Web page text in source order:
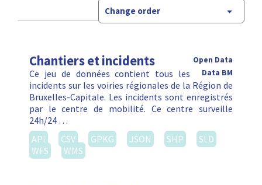
Change order
Chantiers et incidents
Open Data
Data BM
Ce jeu de données contient tous les
incidents sur les voiries régionales de la Région de
Bruxelles-Capitale. Les incidents sont enregistrés
par le centre de mobilité. Ce centre surveille
24h/24 …
API
CSV GPKG JSON SHP
SLD
WFS
WMS